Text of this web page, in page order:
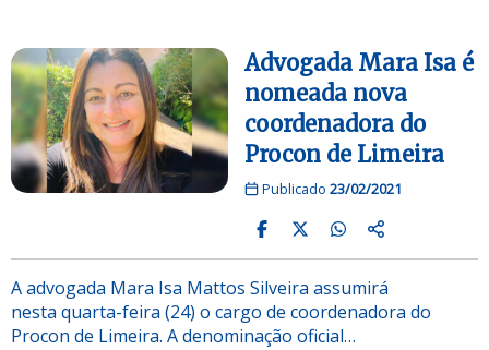
Advogada Mara Isa é
nomeada nova
coordenadora do
Procon de Limeira
Publicado 23/02/2021
A advogada Mara Isa Mattos Silveira assumirá
nesta quarta-feira (24) o cargo de coordenadora do
Procon de Limeira. A denominação oficial…